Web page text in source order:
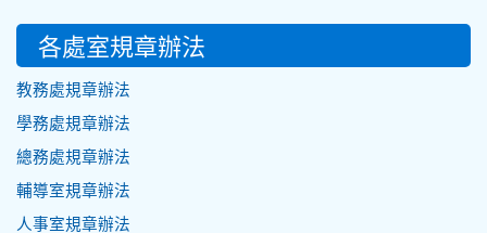
各處室規章辦法
教務處規章辦法
學務處規章辦法
總務處規章辦法
輔導室規章辦法
人事室規章辦法